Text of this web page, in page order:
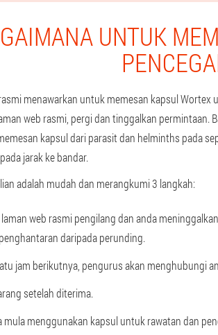
UNTUK
menawarkan untuk memesan kapsul
web rasmi, pergi dan tinggalkan
kapsul dari parasit dan helminths pada
jarak ke bandar.
adalah mudah dan merangkumi 3 langkah:
laman web rasmi pengilang dan anda
daripada perunding.
jam berikutnya, pengurus akan menghubungi
setelah diterima.
mula menggunakan kapsul untuk rawatan dan